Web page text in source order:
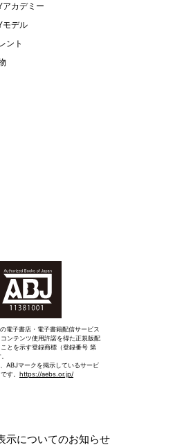
アカデミー
モデル
ント
電子書店・電子書籍配信サービス
ンテンツ使用許諾を得た正規版配
とを示す登録商標（登録番号 第
ABJマークを掲示しているサービ
す。 https://aebs.or.jp/
示についてのお知らせ